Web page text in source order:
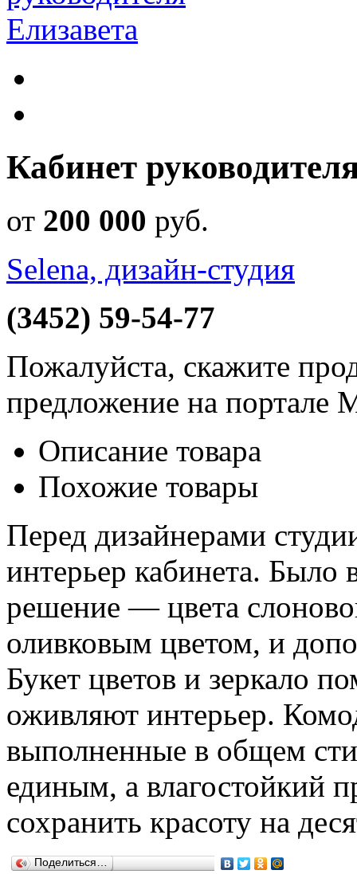
Кабинет
от 200 000 руб.
Selena, дизайн-студия
(3452) 59-54-77
Пожалуйста, скажите
предложение на портале
Описание товара
Похожие товары
Перед дизайнерами
интерьер кабинета. Было
решение — цвета
оливковым цветом, и
Букет цветов и зеркало
оживляют интерьер.
выполненные в общем
единым, а влагостойкий
сохранить красоту на
Поделиться…